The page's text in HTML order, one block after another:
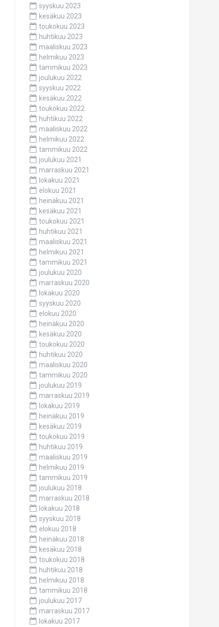
syyskuu 2023
kesäkuu 2023
toukokuu 2023
huhtikuu 2023
maaliskuu 2023
helmikuu 2023
tammikuu 2023
joulukuu 2022
syyskuu 2022
kesäkuu 2022
toukokuu 2022
huhtikuu 2022
maaliskuu 2022
helmikuu 2022
tammikuu 2022
joulukuu 2021
marraskuu 2021
lokakuu 2021
elokuu 2021
heinäkuu 2021
kesäkuu 2021
toukokuu 2021
huhtikuu 2021
maaliskuu 2021
helmikuu 2021
tammikuu 2021
joulukuu 2020
marraskuu 2020
lokakuu 2020
syyskuu 2020
elokuu 2020
heinäkuu 2020
kesäkuu 2020
toukokuu 2020
huhtikuu 2020
maaliskuu 2020
tammikuu 2020
joulukuu 2019
marraskuu 2019
lokakuu 2019
heinäkuu 2019
kesäkuu 2019
toukokuu 2019
huhtikuu 2019
maaliskuu 2019
helmikuu 2019
tammikuu 2019
joulukuu 2018
marraskuu 2018
lokakuu 2018
syyskuu 2018
elokuu 2018
heinäkuu 2018
kesäkuu 2018
toukokuu 2018
huhtikuu 2018
helmikuu 2018
tammikuu 2018
joulukuu 2017
marraskuu 2017
lokakuu 2017